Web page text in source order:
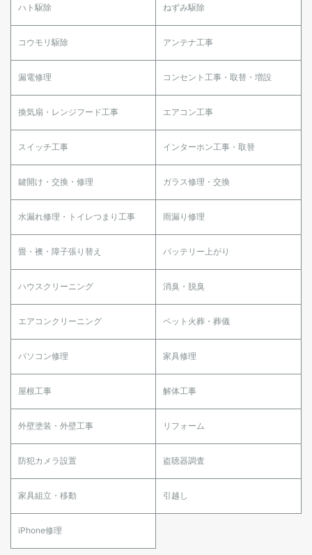
ハト駆除 ねずみ駆除
コウモリ駆除 アンテナ工事
漏電修理 コンセント工事・取替・増設
換気扇・レンジフード工事 エアコン工事
スイッチ工事 インターホン工事・取替
鍵開け・交換・修理 ガラス修理・交換
水漏れ修理・トイレつまり工事 雨漏り修理
畳・襖・障子張り替え バッテリー上がり
ハウスクリーニング 消臭・脱臭
エアコンクリーニング ペット火葬・葬儀
パソコン修理 家具修理
屋根工事 解体工事
外壁塗装・外壁工事 リフォーム
防犯カメラ設置 盗聴器調査
家具組立・移動 引越し
iPhone修理